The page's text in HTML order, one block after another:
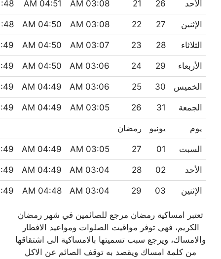
الأحد 26
21
03:08 AM
04:51 AM
AM
الإثنين 27
22
03:08 AM
04:50 AM
AM
الثلاثاء 28
23
03:07 AM
04:50 AM
AM
الأربعاء 29
24
03:06 AM
04:50 AM
AM
الخميس 30
25
03:06 AM
04:49 AM
AM
الجمعة 31
26
03:05 AM
04:49 AM
AM
يوم يونيو رمضان
السبت 01
27
03:05 AM
04:49 AM
AM
الأحد 02
28
03:04 AM
04:49 AM
AM
الإثنين 03
29
03:04 AM
04:48 AM
AM
تعتبر امساكية رمضان مرجع للصائمين في شهر رمضان
الكريم، فهي توفر مواقيت الصلوات ومواعيد الافطار
والامساك، ويرجع سبب تسميتها بالامساكية الى اشتقاقها
من كلمة امساك ويقصد به توقف الصائم عن الاكل